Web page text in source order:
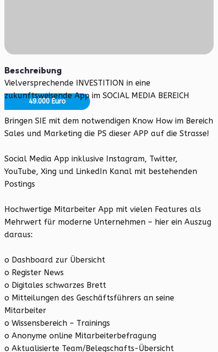
49.000 Euro
Beschreibung
Vielversprechende INVESTITION in eine
zukunftsweisende App im SOCIAL MEDIA BEREICH
Bringen SIE mit dem notwendigen Know How im Bereich
Sales und Marketing die PS dieser APP auf die Strasse!
Social Media App inklusive Instagram, Twitter,
YouTube, Xing und LinkedIn Kanal mit bestehenden
Postings
Hochwertige Mitarbeiter App mit vielen Features als
Mehrwert für moderne Unternehmen – hier ein Auszug
daraus:
o Dashboard zur Übersicht
o Register News
o Digitales schwarzes Brett
o Mitteilungen des Geschäftsführers an seine
Mitarbeiter
o Wissensbereich – Trainings
o Anonyme online Mitarbeiterbefragung
o Aktualisierte Team/Belegschafts-Übersicht